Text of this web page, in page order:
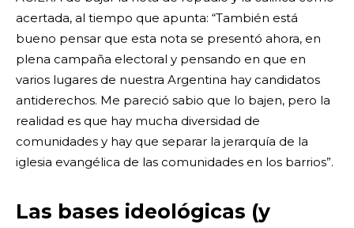
acertada, al tiempo que apunta: “También está
bueno pensar que esta nota se presentó ahora, en
plena campaña electoral y pensando en que en
varios lugares de nuestra Argentina hay candidatos
antiderechos. Me pareció sabio que lo bajen, pero la
realidad es que hay mucha diversidad de
comunidades y hay que separar la jerarquía de la
iglesia evangélica de las comunidades en los barrios”.
Las bases ideológicas (y